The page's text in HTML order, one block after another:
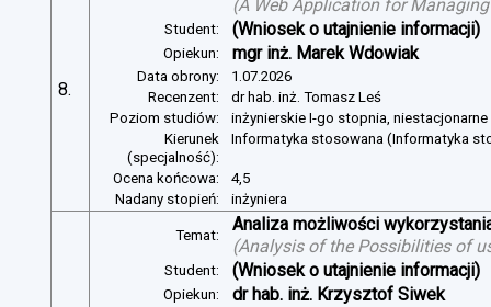
8.
(A Web Application for
Student: (Wniosek o utajnienie informacji)
Opiekun: mgr inż. Marek Wdowiak
Data obrony:
1.07.2026
Recenzent:
dr hab. inż. Tomasz Leś
Poziom studiów:
inżynierskie I-go stopnia, niestacjonarne
Kierunek
(specjalność):
Informatyka stosowana (Informatyka
Ocena końcowa:
4,5
Nadany stopień:
inżyniera
Temat:
Analiza możliwości
(Analysis of the Possibilities of
Student: (Wniosek o utajnienie informacji)
Opiekun: dr hab. inż. Krzysztof Siwek